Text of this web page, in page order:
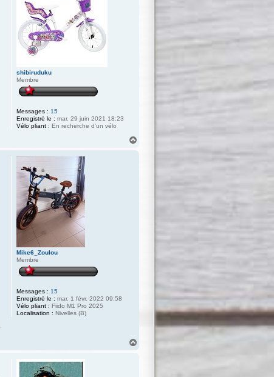
shibiruduku
Membre
Messages : 15
Enregistré le : mar. 29 juin 2021 18:23
Vélo pliant : En recherche d'un vélo
Mike6_Zoulou
Membre
Messages : 15
Enregistré le : mar. 1 févr. 2022 09:58
Vélo pliant : Fiido M1 Pro 2025
Localisation : Nivelles (B)